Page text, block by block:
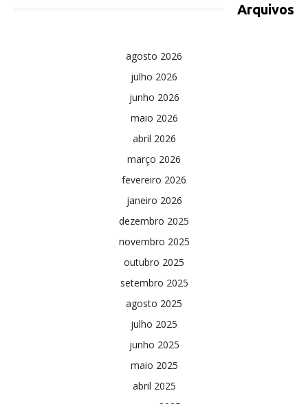
Arquivos
agosto 2026
julho 2026
junho 2026
maio 2026
abril 2026
março 2026
fevereiro 2026
janeiro 2026
dezembro 2025
novembro 2025
outubro 2025
setembro 2025
agosto 2025
julho 2025
junho 2025
maio 2025
abril 2025